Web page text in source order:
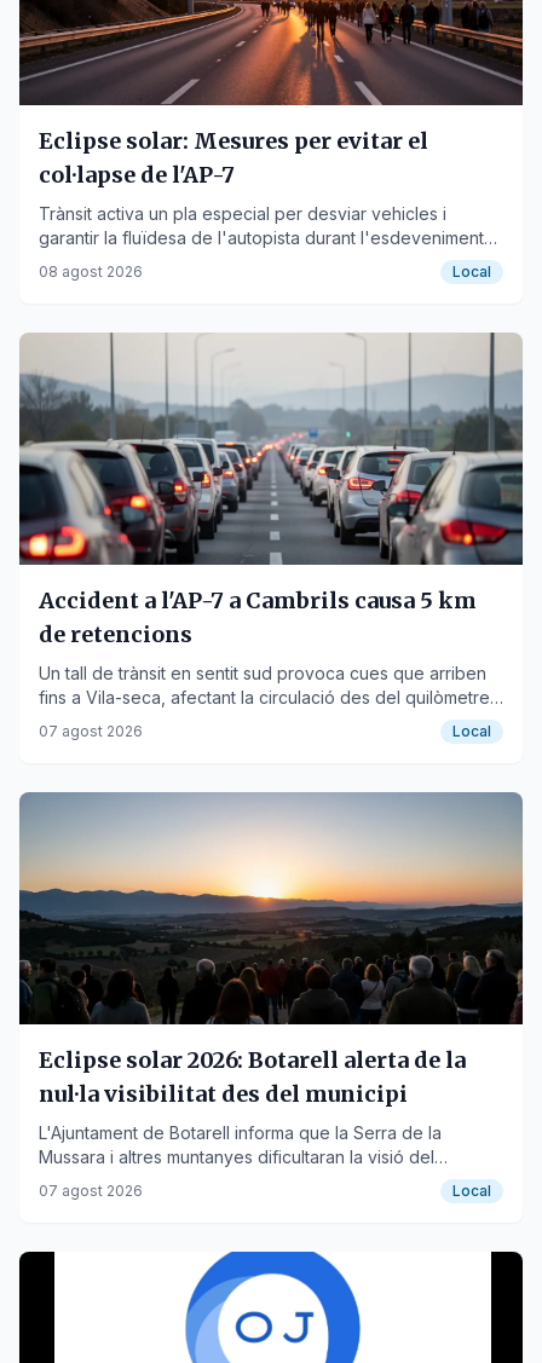
Eclipse solar: Mesures per evitar el
col·lapse de l'AP-7
Trànsit activa un pla especial per desviar vehicles i
garantir la fluïdesa de l'autopista durant l'esdeveniment
astronòmic.
08 agost 2026 Local
Accident a l'AP-7 a Cambrils causa 5 km
de retencions
Un tall de trànsit en sentit sud provoca cues que arriben
fins a Vila-seca, afectant la circulació des del quilòmetre
264,50.
07 agost 2026 Local
Eclipse solar 2026: Botarell alerta de la
nul·la visibilitat des del municipi
L'Ajuntament de Botarell informa que la Serra de la
Mussara i altres muntanyes dificultaran la visió del
fenomen astronòmic del proper 12 d'agost.
07 agost 2026 Local